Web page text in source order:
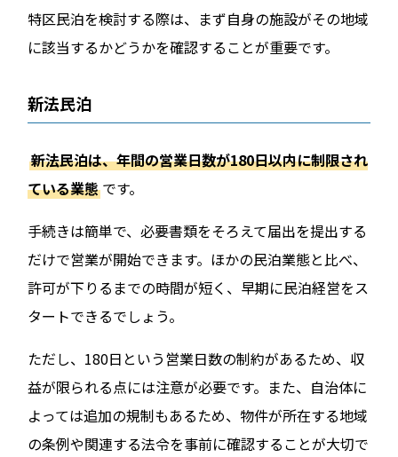
特区民泊を検討する際は、まず自身の施設がその地域
に該当するかどうかを確認することが重要です。
新法民泊
新法民泊は、年間の営業日数が180日以内に制限され
ている業態 です。
手続きは簡単で、必要書類をそろえて届出を提出する
だけで営業が開始できます。ほかの民泊業態と比べ、
許可が下りるまでの時間が短く、早期に民泊経営をス
タートできるでしょう。
ただし、180日という営業日数の制約があるため、収
益が限られる点には注意が必要です。また、自治体に
よっては追加の規制もあるため、物件が所在する地域
の条例や関連する法令を事前に確認することが大切で